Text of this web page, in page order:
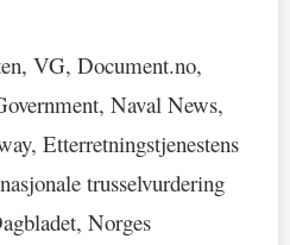
VG, Document.no,
Naval News,
Etterretningstjenestens
trusselvurdering
Norges